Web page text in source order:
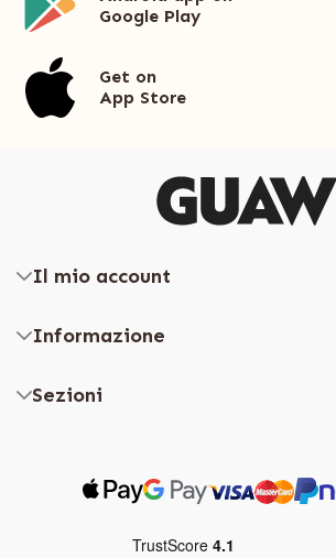
Google Play
Get on
App Store
Il mio account
Informazione
Sezioni